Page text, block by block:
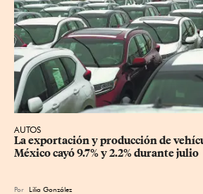
AUTOS
La exportación y producción de
México cayó 9.7% y 2.2% durante julio
Por Lilia González